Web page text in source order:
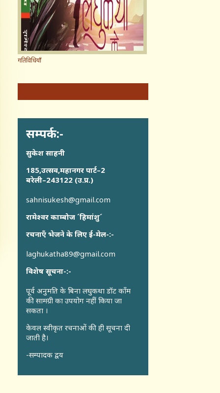
गतिविधियाँ
सम्पर्क:-
सुकेश साहनी
185,उत्सव,महानगर पार्ट–2
बरेली–243122 (उ.प्र.)
sahnisukesh@gmail.com
रामेश्वर काम्बोज ´हिमांशु´
रचनाएँ भेजने के लिए ई-मेल-:-
laghukatha89@gmail.com
विशेष सूचना-:-
पूर्व अनुमति के बिना लघुकथा डॉट कॉंम
की सामग्री का उपयोग नहीं किया जा
सकता ।
केवल स्वीकृत रचनाओं की ही सूचना दी
जाती है।
-सम्पादक द्वय